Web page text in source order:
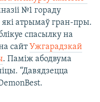
№1 гораду
атрымаў гран-пры.
спасылку на
сайтУжгарадзкай
. Паміж абодвума
“Давядзецца